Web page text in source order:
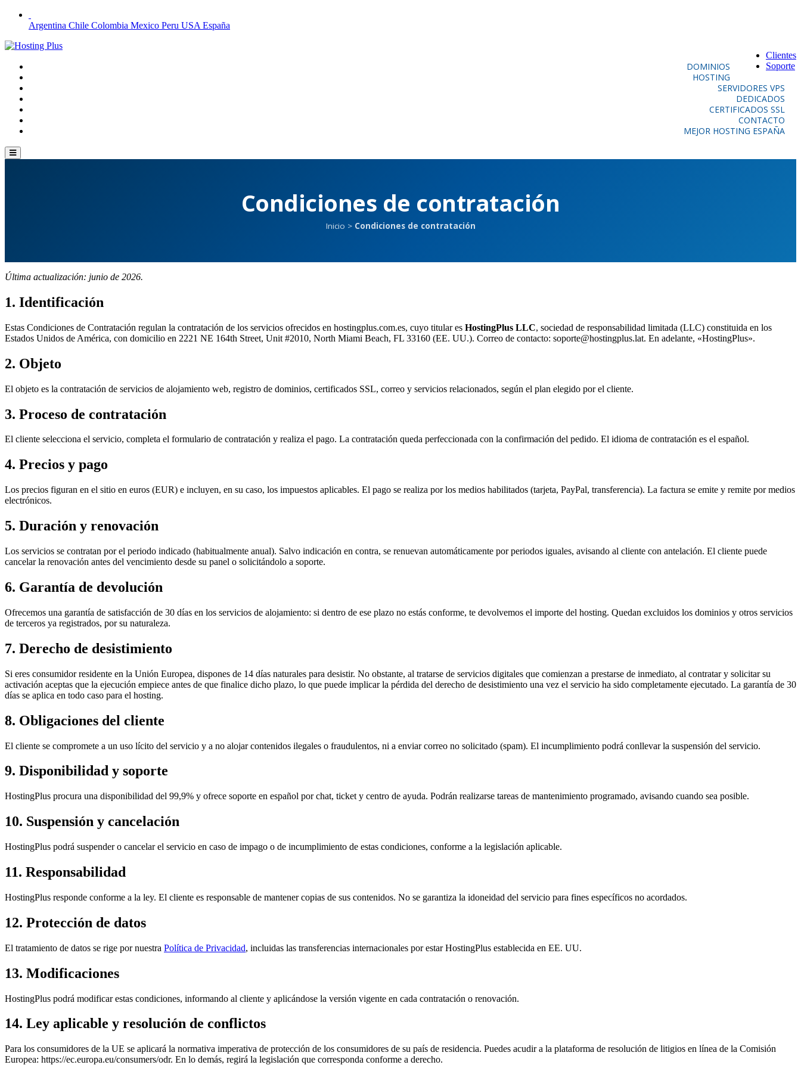
Argentina Chile Colombia Mexico Peru USA España
Clientes
Soporte
DOMINIOS
HOSTING
SERVIDORES VPS
DEDICADOS
CERTIFICADOS SSL
CONTACTO
MEJOR HOSTING ESPAÑA
Condiciones de contratación
Inicio > Condiciones de contratación
Última actualización: junio de 2026.
1. Identificación
Estas Condiciones de Contratación regulan la contratación de los servicios ofrecidos en hostingplus.com.es, cuyo titular es HostingPlus LLC, sociedad de responsabilidad limitada (LLC) constituida en los
Estados Unidos de América, con domicilio en 2221 NE 164th Street, Unit #2010, North Miami Beach, FL 33160 (EE. UU.). Correo de contacto: soporte@hostingplus.lat. En adelante, «HostingPlus».
2. Objeto
El objeto es la contratación de servicios de alojamiento web, registro de dominios, certificados SSL, correo y servicios relacionados, según el plan elegido por el cliente.
3. Proceso de contratación
El cliente selecciona el servicio, completa el formulario de contratación y realiza el pago. La contratación queda perfeccionada con la confirmación del pedido. El idioma de contratación es el español.
4. Precios y pago
Los precios figuran en el sitio en euros (EUR) e incluyen, en su caso, los impuestos aplicables. El pago se realiza por los medios habilitados (tarjeta, PayPal, transferencia). La factura se emite y remite por medios
electrónicos.
5. Duración y renovación
Los servicios se contratan por el periodo indicado (habitualmente anual). Salvo indicación en contra, se renuevan automáticamente por periodos iguales, avisando al cliente con antelación. El cliente puede
cancelar la renovación antes del vencimiento desde su panel o solicitándolo a soporte.
6. Garantía de devolución
Ofrecemos una garantía de satisfacción de 30 días en los servicios de alojamiento: si dentro de ese plazo no estás conforme, te devolvemos el importe del hosting. Quedan excluidos los dominios y otros servicios
de terceros ya registrados, por su naturaleza.
7. Derecho de desistimiento
Si eres consumidor residente en la Unión Europea, dispones de 14 días naturales para desistir. No obstante, al tratarse de servicios digitales que comienzan a prestarse de inmediato, al contratar y solicitar su
activación aceptas que la ejecución empiece antes de que finalice dicho plazo, lo que puede implicar la pérdida del derecho de desistimiento una vez el servicio ha sido completamente ejecutado. La garantía de 30
días se aplica en todo caso para el hosting.
8. Obligaciones del cliente
El cliente se compromete a un uso lícito del servicio y a no alojar contenidos ilegales o fraudulentos, ni a enviar correo no solicitado (spam). El incumplimiento podrá conllevar la suspensión del servicio.
9. Disponibilidad y soporte
HostingPlus procura una disponibilidad del 99,9% y ofrece soporte en español por chat, ticket y centro de ayuda. Podrán realizarse tareas de mantenimiento programado, avisando cuando sea posible.
10. Suspensión y cancelación
HostingPlus podrá suspender o cancelar el servicio en caso de impago o de incumplimiento de estas condiciones, conforme a la legislación aplicable.
11. Responsabilidad
HostingPlus responde conforme a la ley. El cliente es responsable de mantener copias de sus contenidos. No se garantiza la idoneidad del servicio para fines específicos no acordados.
12. Protección de datos
El tratamiento de datos se rige por nuestra Política de Privacidad, incluidas las transferencias internacionales por estar HostingPlus establecida en EE. UU.
13. Modificaciones
HostingPlus podrá modificar estas condiciones, informando al cliente y aplicándose la versión vigente en cada contratación o renovación.
14. Ley aplicable y resolución de conflictos
Para los consumidores de la UE se aplicará la normativa imperativa de protección de los consumidores de su país de residencia. Puedes acudir a la plataforma de resolución de litigios en línea de la Comisión
Europea: https://ec.europa.eu/consumers/odr. En lo demás, regirá la legislación que corresponda conforme a derecho.